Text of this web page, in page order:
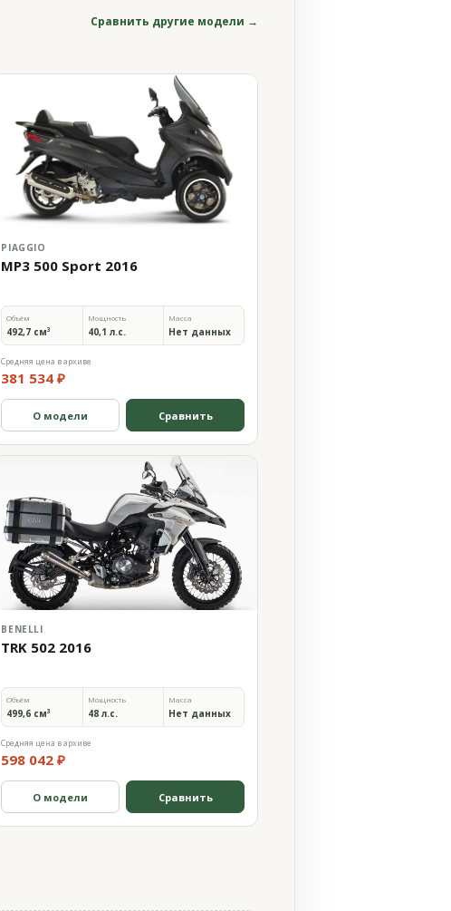
Сравнить другие модели →
PIAGGIO
MP3 500 Sport 2016
Объём
492,7 см³
Мощность
40,1 л.с.
Масса
Нет данных
Средняя цена в архиве
381 534 ₽
О модели Сравнить
BENELLI
TRK 502 2016
Объём
499,6 см³
Мощность
48 л.с.
Масса
Нет данных
Средняя цена в архиве
598 042 ₽
О модели Сравнить